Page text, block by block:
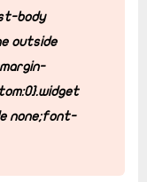
body
outside
margin-
}.widget
none;font-